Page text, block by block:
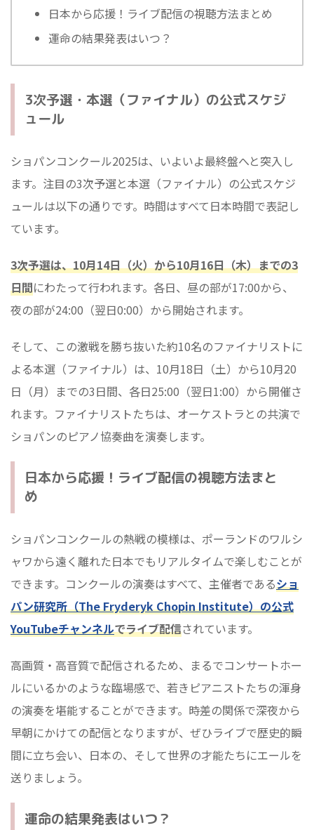
日本から応援！ライブ配信の視聴方法まとめ
運命の結果発表はいつ？
3次予選・本選（ファイナル）の公式スケジ
ュール
ショパンコンクール2025は、いよいよ最終盤へと突入し
ます。注目の3次予選と本選（ファイナル）の公式スケジ
ュールは以下の通りです。時間はすべて日本時間で表記し
ています。
3次予選は、10月14日（火）から10月16日（木）までの3
日間にわたって行われます。各日、昼の部が17:00から、
夜の部が24:00（翌日0:00）から開始されます。
そして、この激戦を勝ち抜いた約10名のファイナリストに
よる本選（ファイナル）は、10月18日（土）から10月20
日（月）までの3日間、各日25:00（翌日1:00）から開催さ
れます。ファイナリストたちは、オーケストラとの共演で
ショパンのピアノ協奏曲を演奏します。
日本から応援！ライブ配信の視聴方法まと
め
ショパンコンクールの熱戦の模様は、ポーランドのワルシ
ャワから遠く離れた日本でもリアルタイムで楽しむことが
できます。コンクールの演奏はすべて、主催者であるショ
パン研究所（The Fryderyk Chopin Institute）の公式
YouTubeチャンネルでライブ配信されています。
高画質・高音質で配信されるため、まるでコンサートホー
ルにいるかのような臨場感で、若きピアニストたちの渾身
の演奏を堪能することができます。時差の関係で深夜から
早朝にかけての配信となりますが、ぜひライブで歴史的瞬
間に立ち会い、日本の、そして世界の才能たちにエールを
送りましょう。
運命の結果発表はいつ？